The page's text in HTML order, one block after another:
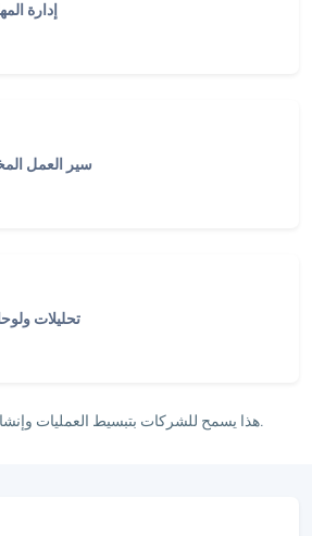
إدارة
سير العمل
تحليلات
هذا يسمح للشركات بتبسيط العمليات وإنشاء أنظمة أكثر قابلية للتوسع.